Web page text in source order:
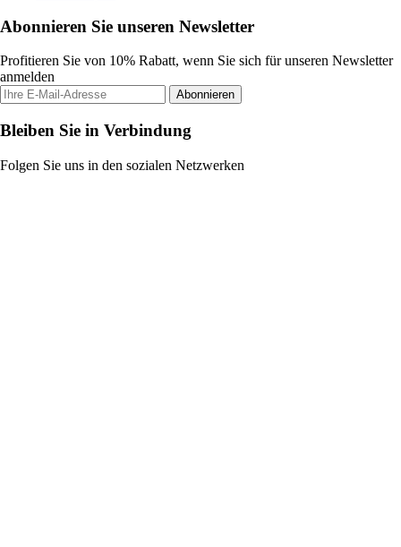
Abonnieren Sie unseren Newsletter
Profitieren Sie von 10% Rabatt, wenn Sie sich für unseren Newsletter
anmelden
Abonnieren
Bleiben Sie in Verbindung
Folgen Sie uns in den sozialen Netzwerken